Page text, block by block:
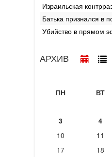
Израильская
Батька признался в
Убийство в прямом
АРХИВ
ПН
ВТ
3
4
10
11
17
18